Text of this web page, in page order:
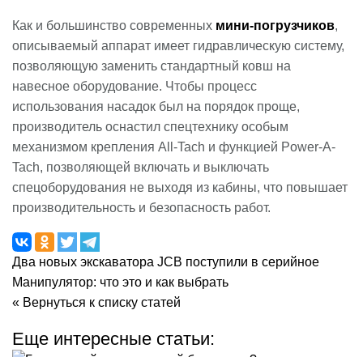
Как и большинство современных мини-погрузчиков,
описываемый аппарат имеет гидравлическую систему,
позволяющую заменить стандартный ковш на
навесное оборудование. Чтобы процесс
использования насадок был на порядок проще,
производитель оснастил спецтехнику особым
механизмом крепления All-Tach и функцией Power-A-
Tach, позволяющей включать и выключать
спецоборудования не выходя из кабины, что повышает
производительность и безопасность работ.
Два новых экскаватора JCB поступили в серийное
Манипулятор: что это и как выбрать
« Вернуться к списку статей
Еще интересные статьи: